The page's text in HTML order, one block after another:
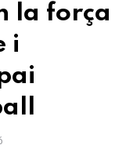
la força
i